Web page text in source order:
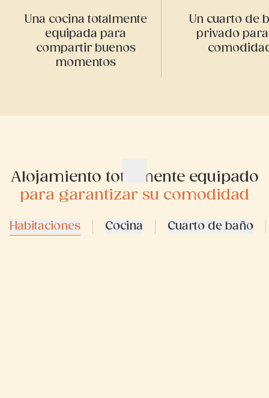
Una cocina totalmente
equipada para
compartir buenos
momentos
Un cuarto de
privado para
Alojamiento totalmente equipado
para garantizar su comodidad
Habitaciones Cocina Cuarto de baño